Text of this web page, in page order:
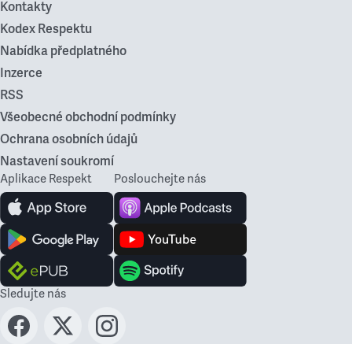
Kontakty
Kodex Respektu
Nabídka předplatného
Inzerce
RSS
Všeobecné obchodní podmínky
Ochrana osobních údajů
Nastavení soukromí
Aplikace Respekt Poslouchejte nás
Sledujte nás